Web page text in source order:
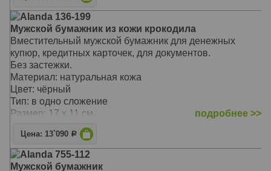
Alanda 136-199
Мужской бумажник из кожи крокодила
Вместительный мужской бумажник для денежных
купюр, кредитных карточек, для документов.
Без застежки.
Материал: натуральная кожа
Цвет: чёрный
Тип: в одно сложение
Размер: 17 x 11 см
подробнее >>
Цена: 13`090 Р
Alanda 755-112
Мужской бумажник